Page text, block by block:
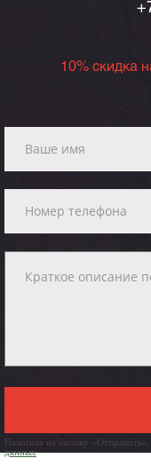
10% скидка
Нажимая на кнопку «Отправить»,
данных